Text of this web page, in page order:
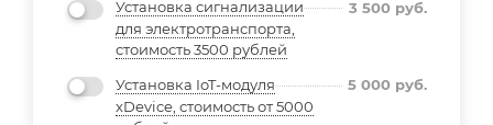
Установка сигнализации
для электротранспорта,
стоимость 3500 рублей
3 500 руб.
Установка IoT-модуля
xDevice, стоимость от 5000
5 000 руб.